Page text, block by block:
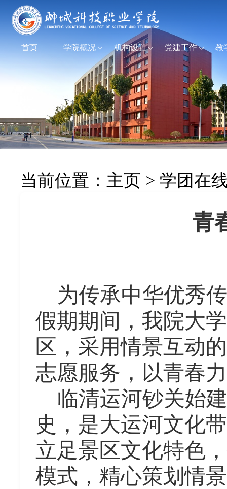
首页 学院概况 机构设置 党建工作 教
当前位置： 主页 > 学团在
青
为传承中华优秀
假期期间，我院大
区，采用情景互动
志愿服务，以青春
临清运河钞关始
史，是大运河文化
立足景区文化特色
模式，精心策划情